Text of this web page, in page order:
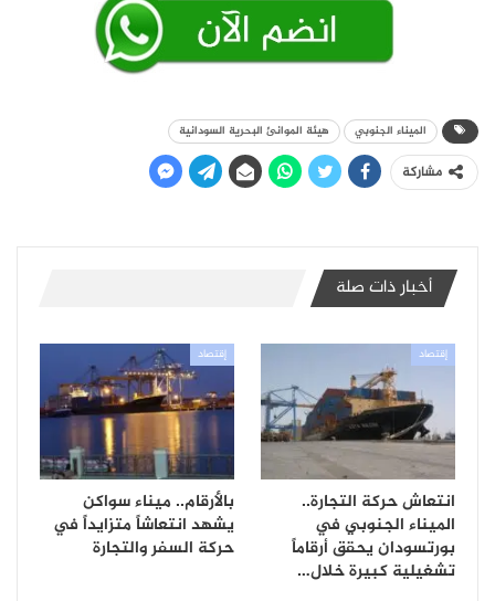
الميناء الجنوبي هيئة الموانئ البحرية السودانية
مشاركة
أخبار ذات صلة
إقتصاد
انتعاش حركة التجارة..
الميناء الجنوبي في
بورتسودان يحقق أرقاماً
تشغيلية كبيرة خلال…
إقتصاد
بالأرقام.. ميناء سواكن
يشهد انتعاشاً متزايداً في
حركة السفر والتجارة